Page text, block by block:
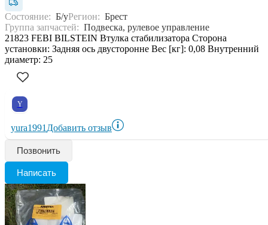
Состояние: Б/уРегион: Брест
Группа запчастей: Подвеска, рулевое управление
21823 FEBI BILSTEIN Втулка стабилизатора Сторона
установки: Задняя ось двусторонне Вес [кг]: 0,08 Внутренний
диаметр: 25
Y
yura1991 Добавить отзыв
Позвонить
Написать